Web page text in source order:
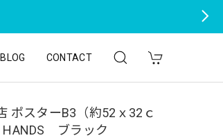
BLOG CONTACT
ポスターB3（約52ｘ32ｃ
HANDS ブラック